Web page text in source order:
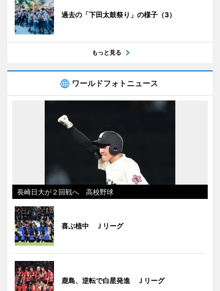
過去の「下田太鼓祭り」の様子（3）
もっと見る
ワールドフォトニュース
長崎日大が２回戦へ 高校野球
喜ぶ植中 Ｊリーグ
鹿島、逆転で白星発進 Ｊリーグ